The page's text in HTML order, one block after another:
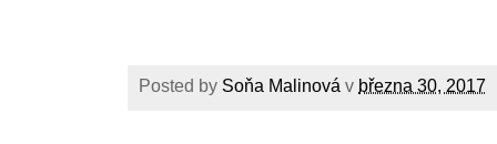
Posted by Soňa Malinová v března 30, 2017